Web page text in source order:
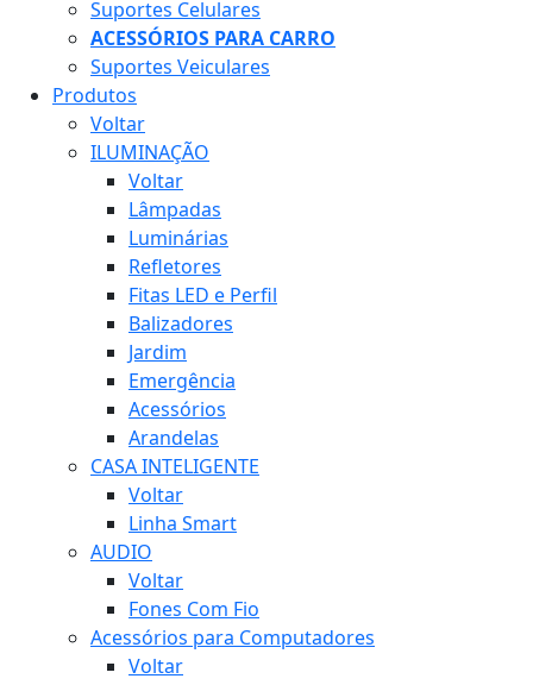
Suportes Celulares
ACESSÓRIOS PARA CARRO
Suportes Veiculares
Produtos
Voltar
ILUMINAÇÃO
Voltar
Lâmpadas
Luminárias
Refletores
Fitas LED e Perfil
Balizadores
Jardim
Emergência
Acessórios
Arandelas
CASA INTELIGENTE
Voltar
Linha Smart
AUDIO
Voltar
Fones Com Fio
Acessórios para Computadores
Voltar